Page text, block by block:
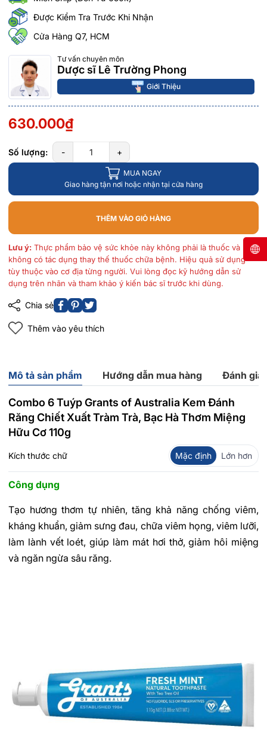
Được Kiểm Tra Trước Khi Nhận
Cửa Hàng Q7, HCM
Tư vấn chuyên môn
Dược sĩ Lê Trường Phong
Giới Thiệu
630.000₫
Số lượng: - +
MUA NGAY
Giao hàng tận nơi hoặc nhận tại cửa hàng
THÊM VÀO GIỎ HÀNG
Lưu ý: Thực phẩm bảo vệ sức khỏe này không phải là thuốc và
không có tác dụng thay thế thuốc chữa bệnh. Hiệu quả sử dụng
tùy thuộc vào cơ địa từng người. Vui lòng đọc kỹ hướng dẫn sử
dụng trên nhãn và tham khảo ý kiến bác sĩ trước khi dùng.
Chia sẻ
Thêm vào yêu thích
Mô tả sản phẩm Hướng dẫn mua hàng Đánh giá
Combo 6 Tuýp Grants of Australia Kem Đánh
Răng Chiết Xuất Tràm Trà, Bạc Hà Thơm Miệng
Hữu Cơ 110g
Kích thước chữ Mặc định Lớn hơn
Công dụng
Tạo hương thơm tự nhiên, tăng khả năng chống viêm,
kháng khuẩn, giảm sưng đau, chữa viêm họng, viêm lưỡi,
làm lành vết loét, giúp làm mát hơi thở, giảm hôi miệng
và ngăn ngừa sâu răng.